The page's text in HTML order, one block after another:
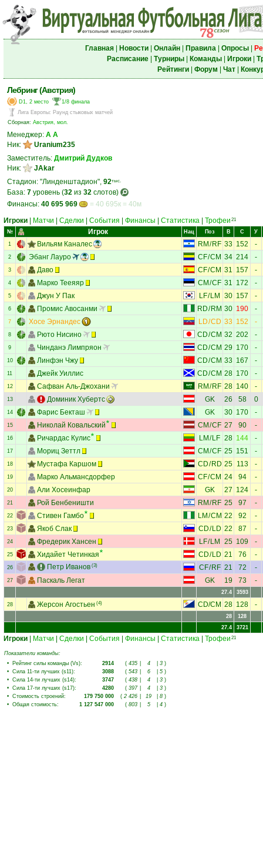
Главная| Новости| Онлайн| Правила| Опросы|
Расписание| Турниры| Команды| Игроки|
Рейтинги| Форум Чат|
Лебринг (Австрия)
D1, 2 место
1/8 финала
Лига Европы: Раунд стыковых матчей
Сборная: Австрия, мол.
Менеджер: А А
Ник:
Uranium235
Заместитель: Дмитрий Дудков
Ник:
JAkar
Стадион: "Линденштадион", 92тыс.
База: 7 уровень (32 из 32 слотов)
Финансы: 40 695 969
= 40 695к = 40м
Игроки
Матчи Сделки События Финансы Статистика Трофеи 21
№ Игрок Нац Поз В С У
1 Вильям Каналес RM / RF 33 152 -
2 Эбанг Лауро CF/CM 34 214 -
3 Даво CF/CM 31 157 -
4 Марко Тееяяр CM /CF 31 172 -
5 Джун У Пак LF/ LM 30 157 -
6 Промис Авосанми RD/ RM 30 190 -
7 Хосе Эрнандес LD/CD 33 152 -
8 Рюто Нисино CD/CM 32 202 -
9 Чинданэ Лимпряон CD/CM 29 170 -
10 Линфэн Чжу CD/CM 33 167 -
11 Джейк Уиллис CD/CM 28 170 -
12 Сафван Аль-Джохани RM / RF 28 140 -
13 Доминик Хубертс GK 26 58 0
14 Фарис Бекташ GK 30 170 -
15 Николай Ковальский CM /CF 27 90 -
16 Ричардас Кулис LM / LF 28 144 -
17 Мориц Зеттл CM /CF 25 151 -
18 Мустафа Каршом CD/RD 25 113 -
19 Марко Альмансдорфер CF/CM 24 94 -
20 Али Хосеинфар GK 27 124 -
21 Рой Бенбеништи RM / RF 25 97 -
22 Стивен Гамбо LM /CM 22 92 -
23 Якоб Слак CD/LD 22 87 -
24 Фредерик Хансен LF/ LM 25 109 -
25 Хидайет Четинкая CD/LD 21 76 -
26 Петр Иванов (3) CF/RF 21 72 -
27 Паскаль Легат GK 19 73 -
27.4 3593
28 Жерсон Агостьен (4) CD/CM 28 128 -
28
128
27.4
3721
Игроки Матчи Сделки События Финансы Статистика Трофеи 21
Показатели команды:
• Рейтинг силы команды (Vs): 2914 ( 435 4 3 )
• Сила 11-ти лучших (s11): 3088 ( 543 6 5 )
• Сила 14-ти лучших (s14): 3747 ( 438 4 3 )
• Сила 17-ти лучших (s17): 4280 ( 397 4 3 )
• Стоимость строений: 179 750 000 ( 2 426 19 8 )
• Общая стоимость: 1 127 547 000 ( 803 5 4 )